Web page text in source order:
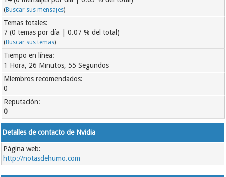
(Buscar sus mensajes)
Temas totales:
7 (0 temas por día | 0.07 % del total)
(Buscar sus temas)
Tiempo en línea:
1 Hora, 26 Minutos, 55 Segundos
Miembros recomendados:
0
Reputación:
0
Detalles de contacto de Nvidia
Página web:
http://notasdehumo.com